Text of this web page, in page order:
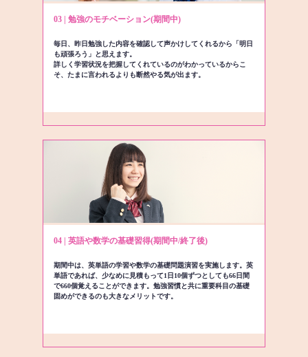
03 | 勉強のモチベーション(期間中)
毎日、昨日勉強した内容を確認して声かけしてくれるから「明日
も頑張ろう」と思えます。
詳しく学習状況を把握してくれているのがわかっているからこ
そ、たまに言われるよりも断然やる気が出ます。
04 | 英語や数学の基礎習得(期間中/終了後)
期間中は、英単語の学習や数学の基礎問題演習を実施します。英
単語であれば、少なめに見積もって1日10個ずつとしても66日間
で660個覚えることができます。勉強習慣と共に重要科目の基礎
固めができるのも大きなメリットです。